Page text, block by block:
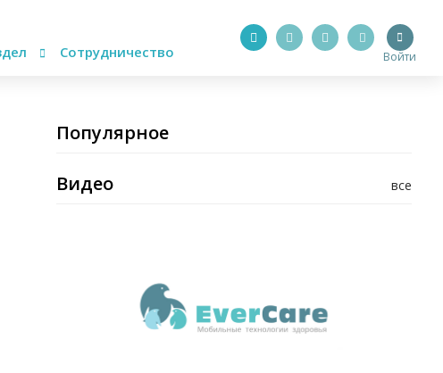
Сотрудничество Войти
Популярное
все
Видео